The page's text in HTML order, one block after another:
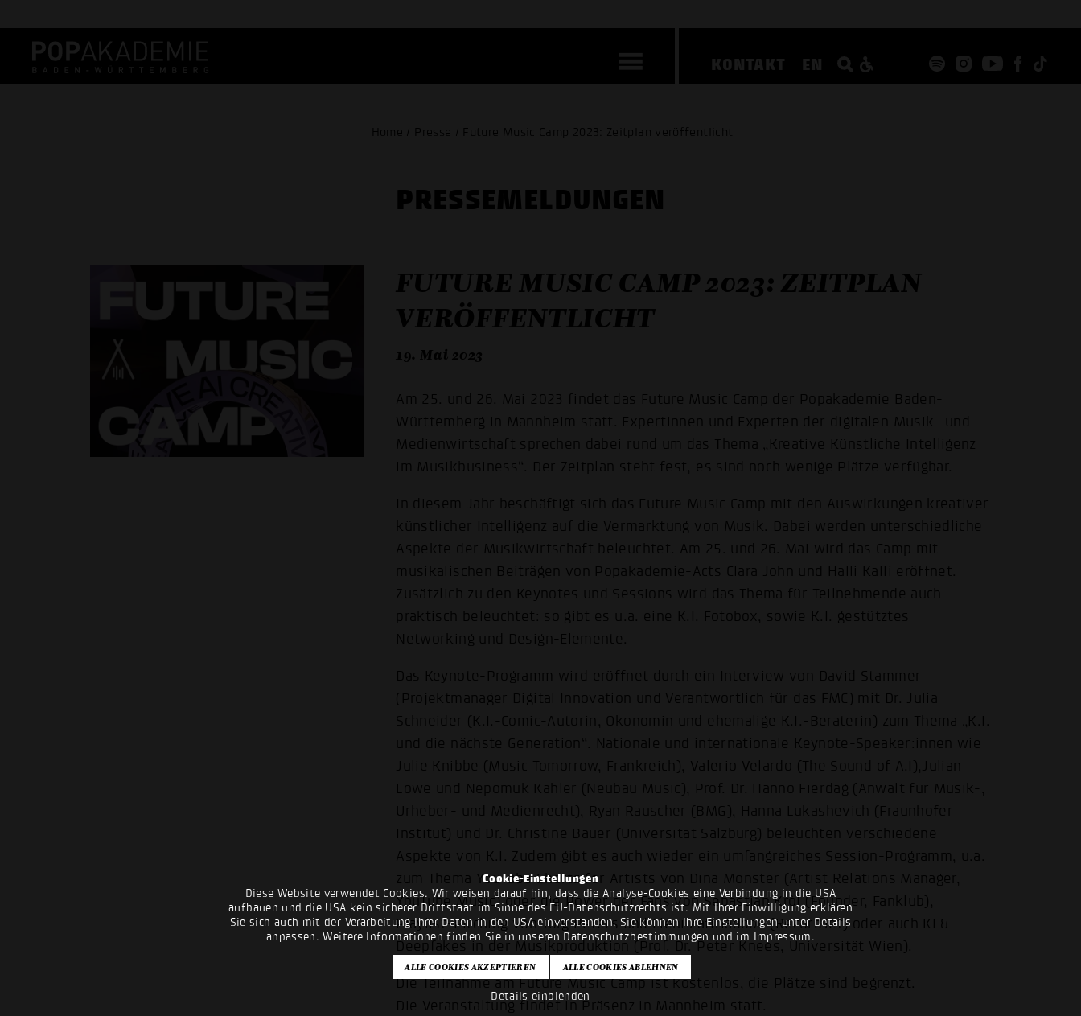
Cookie-Einstellungen
Diese Website verwendet Cookies. Wir weisen darauf hin, dass die Analyse-Cookies eine Verbindung in die USA
aufbauen und die USA kein sicherer Drittstaat im Sinne des EU-Datenschutzrechts ist. Mit Ihrer Einwilligung erklären
Sie sich auch mit der Verarbeitung Ihrer Daten in den USA einverstanden. Sie können Ihre Einstellungen unter Details
anpassen. Weitere Informationen finden Sie in unseren Datenschutzbestimmungen und im Impressum.
Details einblenden
KONTAKT EN
Home / Presse / Future Music Camp 2023: Zeitplan veröffentlicht
PRESSE­MELDUNGEN
FUTURE MUSIC CAMP 2023: ZEITPLAN
VERÖFFENTLICHT
19. Mai 2023
Am 25. und 26. Mai 2023 findet das Future Music Camp der Popakademie Baden-
Württemberg in Mannheim statt. Expertinnen und Experten der digitalen Musik- und
Medienwirtschaft sprechen dabei rund um das Thema „Kreative Künstliche Intelligenz
im Musikbusiness“. Der Zeitplan steht fest, es sind noch wenige Plätze verfügbar.
In diesem Jahr beschäftigt sich das Future Music Camp mit den Auswirkungen kreativer
künstlicher Intelligenz auf die Vermarktung von Musik. Dabei werden unterschiedliche
Aspekte der Musikwirtschaft beleuchtet. Am 25. und 26. Mai wird das Camp mit
musikalischen Beiträgen von Popakademie-Acts Clara John und Halli Kalli eröffnet.
Zusätzlich zu den Keynotes und Sessions wird das Thema für Teilnehmende auch
praktisch beleuchtet: so gibt es u.a. eine K.I. Fotobox, sowie K.I. gestütztes
Networking und Design-Elemente.
Das Keynote-Programm wird eröffnet durch ein Interview von David Stammer
(Projektmanager Digital Innovation und Verantwortlich für das FMC) mit Dr. Julia
Schneider (K.I.-Comic-Autorin, Ökonomin und ehemalige K.I.-Beraterin) zum Thema „K.I.
und die nächste Generation“. Nationale und internationale Keynote-Speaker:innen wie
Julie Knibbe (Music Tomorrow, Frankreich), Valerio Velardo (The Sound of A.I),Julian
Löwe und Nepomuk Kähler (Neubau Music), Prof. Dr. Hanno Fierdag (Anwalt für Musik-,
Urheber- und Medienrecht), Ryan Rauscher (BMG), Hanna Lukashevich (Fraunhofer
Institut) und Dr. Christine Bauer (Universität Salzburg) beleuchten verschiedene
Aspekte von K.I. Zudem gibt es auch wieder ein umfangreiches Session-Programm, u.a.
zum Thema YouTube Shorts for Artists von Dina Mönster (Artist Relations Manager,
YouTube Music) oder die Power der Fans von Sebastian Kròl (Founder, Fanklub),
Playlist-Pitching von Jörg Peters und Eleni Zafiriadoou (RecordJet) oder auch KI &
Deepfakes in der Musikproduktion (Prof. Dr. Peter Knees, Universität Wien).
Die Teilnahme am Future Music Camp ist kostenlos, die Plätze sind begrenzt.
Die Veranstaltung findet in Präsenz in Mannheim statt.